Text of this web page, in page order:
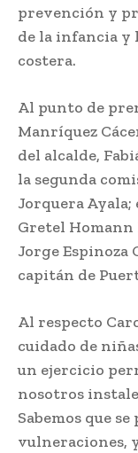
prevención y
de la infancia y
costera.
Al punto de
Manríquez
del alcalde,
la segunda
Jorquera Ayala;
Gretel Homann
Jorge Espinoza
capitán de
Al respecto
cuidado de
un ejercicio
nosotros
Sabemos que
vulneraciones,